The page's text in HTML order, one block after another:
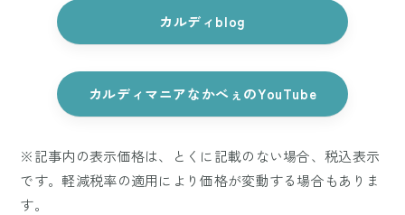
カルディblog
カルディマニアなかべぇのYouTube
※記事内の表示価格は、とくに記載のない場合、税込表示
です。軽減税率の適用により価格が変動する場合もありま
す。